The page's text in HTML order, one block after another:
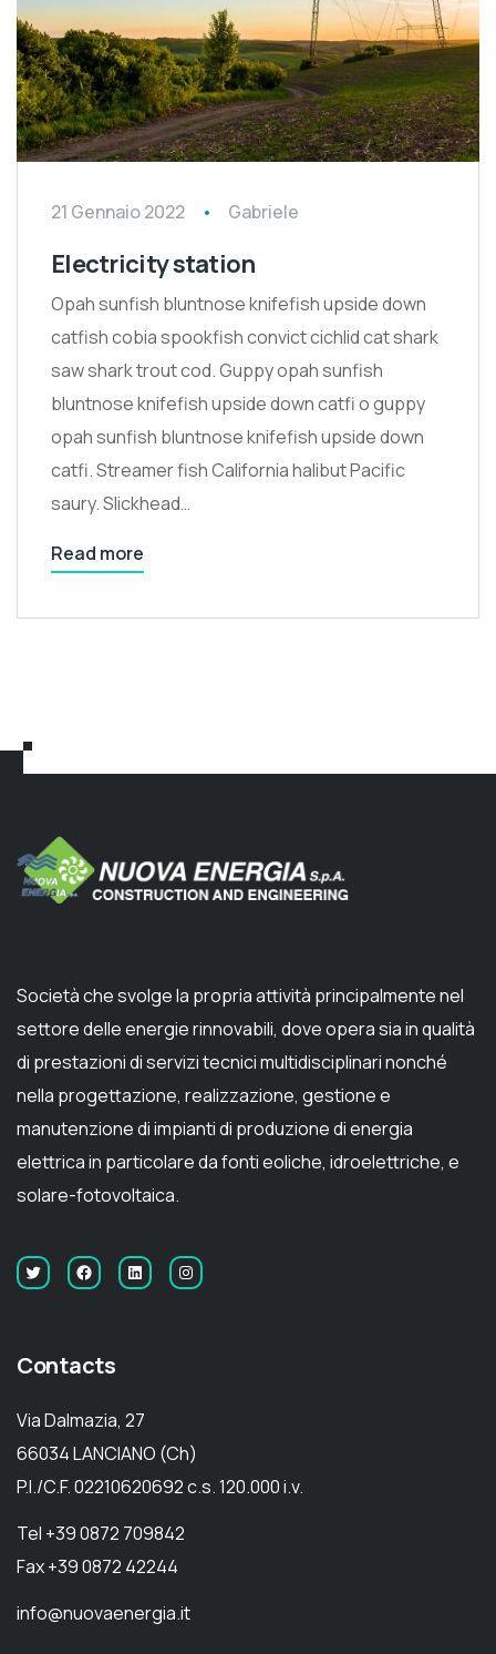
21 Gennaio 2022 Gabriele
Electricity station
Opah sunfish bluntnose knifefish upside down
catfish cobia spookfish convict cichlid cat shark
saw shark trout cod. Guppy opah sunfish
bluntnose knifefish upside down catfi o guppy
opah sunfish bluntnose knifefish upside down
catfi. Streamer fish California halibut Pacific
saury. Slickhead…
Read more
Società che svolge la propria attività principalmente nel
settore delle energie rinnovabili, dove opera sia in qualità
di prestazioni di servizi tecnici multidisciplinari nonché
nella progettazione, realizzazione, gestione e
manutenzione di impianti di produzione di energia
elettrica in particolare da fonti eoliche, idroelettriche, e
solare-fotovoltaica.
Contacts
Via Dalmazia, 27
66034 LANCIANO (Ch)
P.I./C.F. 02210620692 c.s. 120.000 i.v.
Tel +39 0872 709842
Fax +39 0872 42244
info@nuovaenergia.it